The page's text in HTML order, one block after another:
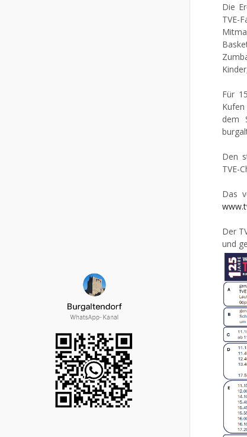
Die
TVE-
Für
dem
Den
TVE-
Das
Der
und